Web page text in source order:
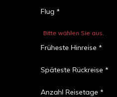
Flug *
Bitte wählen Sie aus.
Früheste Hinreise *
Späteste Rückreise *
Anzahl Reisetage *